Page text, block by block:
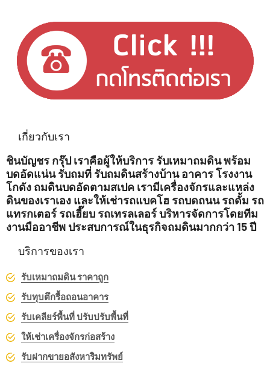
เกี่ยวกับเรา
ชินบัญชร กรุ๊ป เราคือผู้ให้บริการ รับเหมาถมดิน พร้อม
บดอัดแน่น รับถมที่ รับถมดินสร้างบ้าน อาคาร โรงงาน
โกดัง ถมดินบดอัดตามสเปค เรามีเครื่องจักรและแหล่ง
ดินของเราเอง และให้เช่ารถแบคโฮ รถบดถนน รถดั้ม รถ
แทรกเตอร์ รถเฮี๊ยบ รถเทรลเลอร์ บริหารจัดการโดยทีม
งานมืออาชีพ ประสบการณ์ในธุรกิจถมดินมากกว่า 15 ปี
บริการของเรา
รับเหมาถมดิน ราคาถูก
รับทุบตึกรื้อถอนอาคาร
รับเคลียร์พื้นที่ ปรับปรับพื้นที่
ให้เช่าเครื่องจักรก่อสร้าง
รับฝากขายอสังหาริมทรัพย์